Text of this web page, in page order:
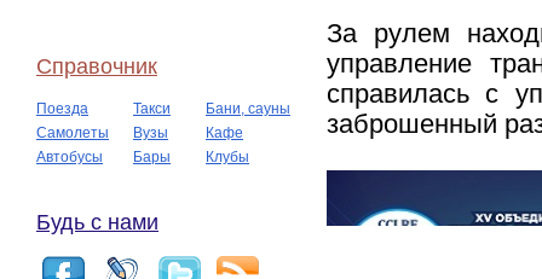
Справочник
Поезда Такси
Бани, сауны
Самолеты
Вузы
Кафе
Автобусы
Бары Клубы
Будь с нами
За рулем
управление
справилась с
заброшенный